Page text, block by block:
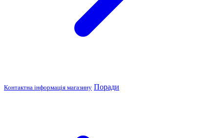
Контактна інформація магазину Поради